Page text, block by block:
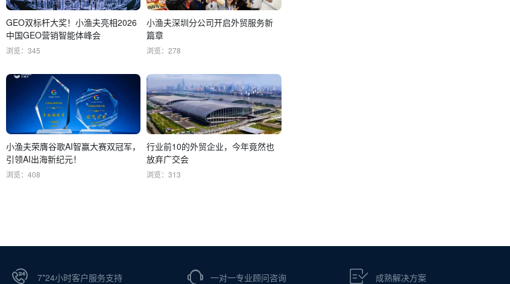
GEO双标杆大奖！小渔夫亮相2026
中国GEO营销智能体峰会
浏览：345
小渔夫深圳分公司开启外贸服务新
篇章
浏览：278
小渔夫荣膺谷歌AI智赢大赛双冠军，
引领AI出海新纪元！
浏览：408
行业前10的外贸企业，今年竟然也
放弃广交会
浏览：313
7*24小时客户服务支持 一对一专业顾问咨询 成熟解决方案